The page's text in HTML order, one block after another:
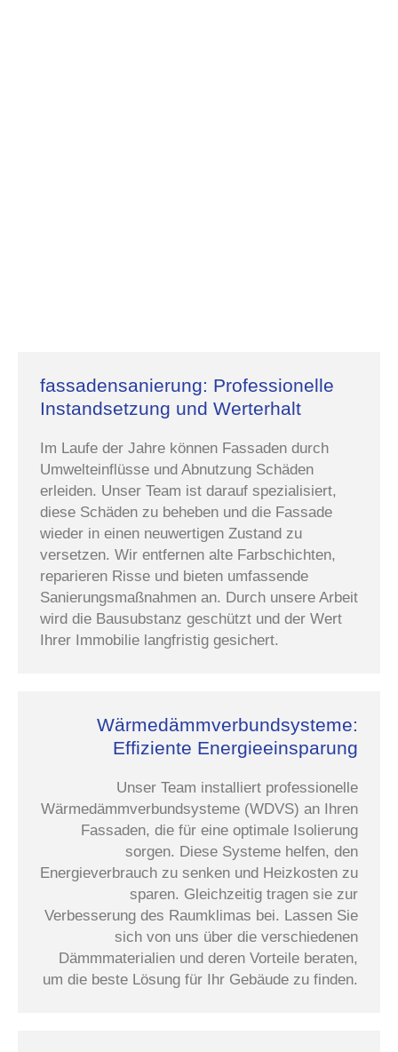
fassadensanierung: Professionelle
Instandsetzung und Werterhalt
Im Laufe der Jahre können Fassaden durch
Umwelteinflüsse und Abnutzung Schäden
erleiden. Unser Team ist darauf spezialisiert,
diese Schäden zu beheben und die Fassade
wieder in einen neuwertigen Zustand zu
versetzen. Wir entfernen alte Farbschichten,
reparieren Risse und bieten umfassende
Sanierungsmaßnahmen an. Durch unsere Arbeit
wird die Bausubstanz geschützt und der Wert
Ihrer Immobilie langfristig gesichert.
Wärmedämmverbundsysteme:
Effiziente Energieeinsparung
Unser Team installiert professionelle
Wärmedämmverbundsysteme (WDVS) an Ihren
Fassaden, die für eine optimale Isolierung
sorgen. Diese Systeme helfen, den
Energieverbrauch zu senken und Heizkosten zu
sparen. Gleichzeitig tragen sie zur
Verbesserung des Raumklimas bei. Lassen Sie
sich von uns über die verschiedenen
Dämmmaterialien und deren Vorteile beraten,
um die beste Lösung für Ihr Gebäude zu finden.